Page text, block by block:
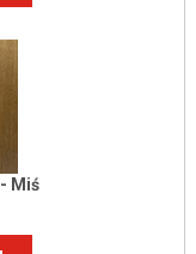
Miś